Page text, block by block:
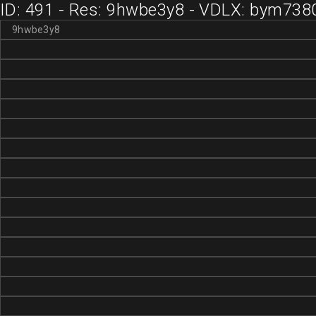
ID: 491 - Res: 9hwbe3y8 - VDLX: